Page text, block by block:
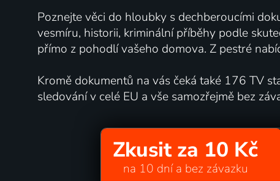
Poznejte věci do hloubky s dechberoucími
vesmíru, historii, kriminální příběhy podle
přímo z pohodlí vašeho domova. Z pestré
Kromě dokumentů na vás čeká také 176 TV
sledování v celé EU a vše samozřejmě bez
Zkusit za 10 Kč
na 10 dní a bez závazku